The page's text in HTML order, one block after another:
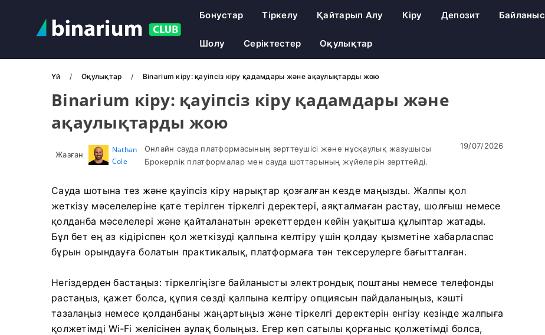
Бонустар Тіркелу Қайтарып Алу Кіру Депозит Байланыс
Шолу Серіктестер Оқулықтар
Үй Оқулықтар Binarium кіру: қауіпсіз кіру қадамдары және ақаулықтарды жою
Binarium кіру: қауіпсіз кіру қадамдары және
ақаулықтарды жою
Жазған
Nathan
Cole
Онлайн сауда платформасының зерттеушісі және нұсқаулық жазушысы
Брокерлік платформалар мен сауда шоттарының жүйелерін зерттейді.
19/07/2026
Сауда шотына тез және қауіпсіз кіру нарықтар қозғалған кезде маңызды. Жалпы қол
жеткізу мәселелеріне қате терілген тіркелгі деректері, аяқталмаған растау, шолғыш немесе
қолданба мәселелері және қайталанатын әрекеттерден кейін уақытша құлыптар жатады.
Бұл бет ең аз кідіріспен қол жеткізуді қалпына келтіру үшін қолдау қызметіне хабарласпас
бұрын орындауға болатын практикалық, платформаға тән тексерулерге бағытталған.
Негіздерден бастаңыз: тіркелгіңізге байланысты электрондық поштаны немесе телефонды
растаңыз, қажет болса, құпия сөзді қалпына келтіру опциясын пайдаланыңыз, кэшті
тазалаңыз немесе қолданбаны жаңартыңыз және тіркелгі деректерін енгізу кезінде жалпыға
қолжетімді Wi‑Fi желісінен аулақ болыңыз. Егер көп сатылы қорғаныс қолжетімді болса,